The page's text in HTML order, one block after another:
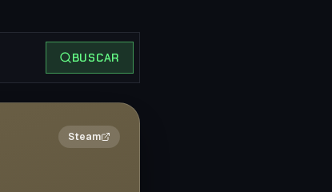
BUSCAR
2×
Steam